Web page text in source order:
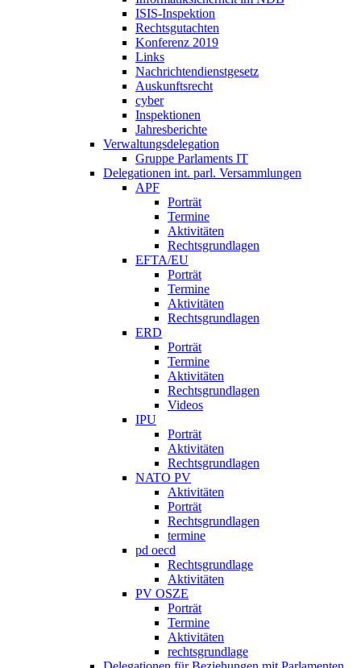
ISIS-Inspektion
Rechtsgutachten
Konferenz 2019
Links
Nachrichtendienstgesetz
Auskunftsrecht
cyber
Inspektionen
Jahresberichte
Verwaltungsdelegation
Gruppe Parlaments IT
Delegationen int. parl. Versammlungen
APF
Porträt
Termine
Aktivitäten
Rechtsgrundlagen
EFTA/EU
Porträt
Termine
Aktivitäten
Rechtsgrundlagen
ERD
Porträt
Termine
Aktivitäten
Rechtsgrundlagen
Videos
IPU
Porträt
Aktivitäten
Rechtsgrundlagen
NATO PV
Aktivitäten
Porträt
Rechtsgrundlagen
termine
pd oecd
Rechtsgrundlage
Aktivitäten
PV OSZE
Porträt
Termine
Aktivitäten
rechtsgrundlage